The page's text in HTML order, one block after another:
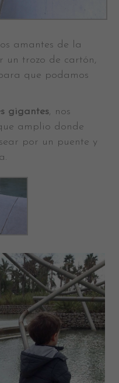
amantes de la
un trozo de cartón,
que podamos
gigantes, nos
amplio donde
por un puente y